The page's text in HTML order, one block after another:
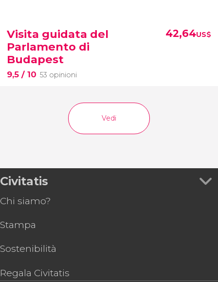
Visita guidata del
Parlamento di
Budapest
9,5 / 10 53 opinioni
42,64US$
Vedi
Civitatis
Chi siamo?
Stampa
Sostenibilità
Regala Civitatis